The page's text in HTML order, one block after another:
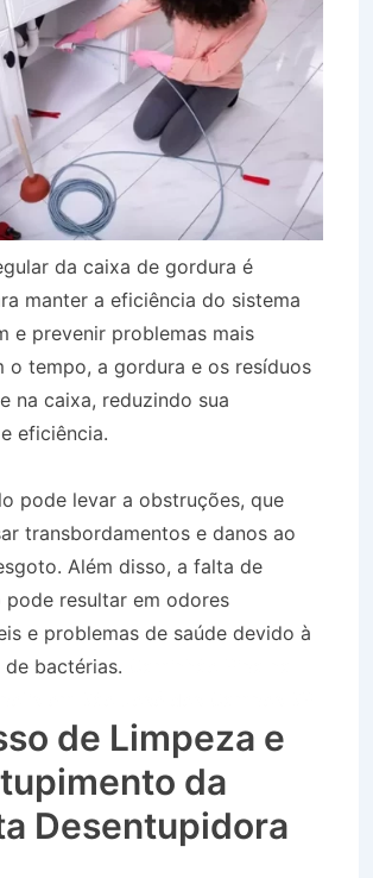
da caixa de gordura é
manter a eficiência do sistema
e prevenir problemas mais
o tempo, a gordura e os resíduos
na caixa, reduzindo sua
eficiência.
pode levar a obstruções, que
transbordamentos e danos ao
Além disso, a falta de
pode resultar em odores
e problemas de saúde devido à
bactérias.
de Limpeza e
da
Desentupidora